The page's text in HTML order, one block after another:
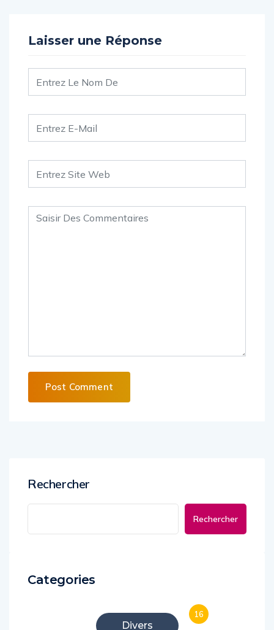
Laisser une Réponse
Rechercher
Rechercher
Categories
Divers
16